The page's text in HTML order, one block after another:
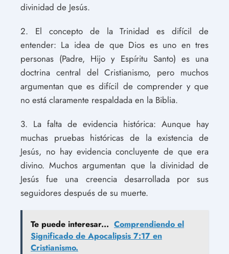
divinidad de Jesús.
2. El concepto de la Trinidad es difícil de
entender: La idea de que Dios es uno en tres
personas (Padre, Hijo y Espíritu Santo) es una
doctrina central del Cristianismo, pero muchos
argumentan que es difícil de comprender y que
no está claramente respaldada en la Biblia.
3. La falta de evidencia histórica: Aunque hay
muchas pruebas históricas de la existencia de
Jesús, no hay evidencia concluyente de que era
divino. Muchos argumentan que la divinidad de
Jesús fue una creencia desarrollada por sus
seguidores después de su muerte.
Te puede interesar... Comprendiendo el
Significado de Apocalipsis 7:17 en
Cristianismo.